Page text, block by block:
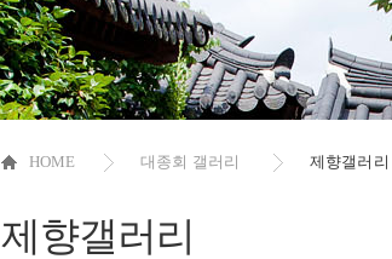
HOME 대종회 갤러리 제향갤러리
제향갤러리